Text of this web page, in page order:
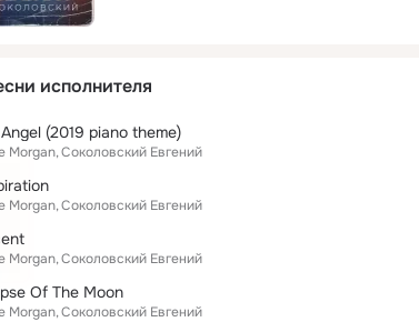
исполнителя
(2019 piano theme)
Morgan Соколовский Евгений
Morgan Соколовский Евгений
Morgan Соколовский Евгений
Of The Moon
Morgan Соколовский Евгений